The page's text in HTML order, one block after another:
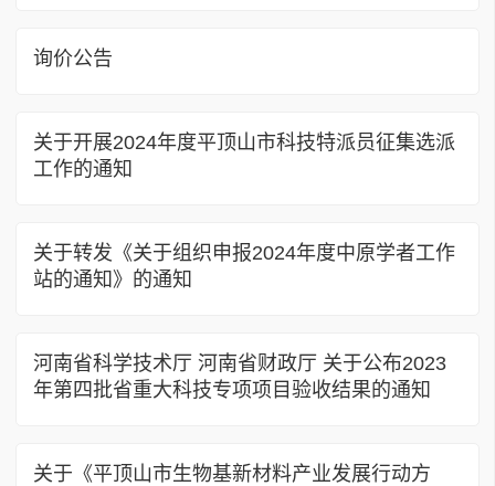
询价公告
关于开展2024年度平顶山市科技特派员征集选派
工作的通知
关于转发《关于组织申报2024年度中原学者工作
站的通知》的通知
河南省科学技术厅 河南省财政厅 关于公布2023
年第四批省重大科技专项项目验收结果的通知
关于《平顶山市生物基新材料产业发展行动方